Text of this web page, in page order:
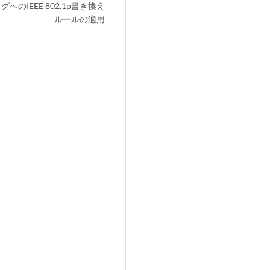
へのIEEE 802.1p書き換え
ルールの適用